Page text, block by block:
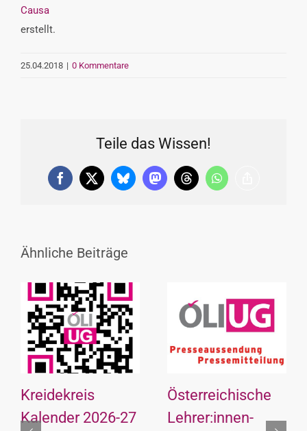
Causa
erstellt.
25.04.2018 | 0 Kommentare
Teile das Wissen!
Facebook
X BlueskyMastodonThreadsWhatsApp
Ähnliche Beiträge
Kreidekreis
Kalender 2026-27
Österreichische
Lehrer:innen-